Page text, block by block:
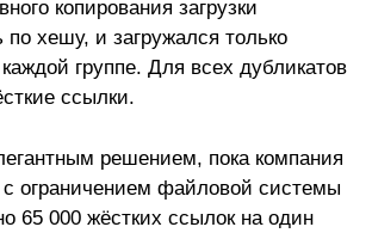
копирования загрузки
по хешу, и загружался только
группе. Для всех дубликатов
ссылки.
решением, пока компания
с ограничением файловой системы
65 000 жёстких ссылок на один